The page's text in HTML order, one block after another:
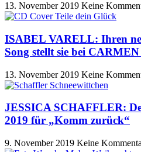
13. November 2019 Keine
ISABEL VARELL: Ihren
Song stellt sie bei
13. November 2019 Keine
JESSICA SCHAFFLER:
2019 für „Komm zurück“
9. November 2019 Keine